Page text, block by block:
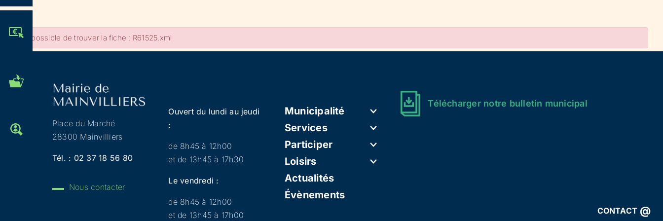
ADMINISTRATIVES
OFFRES D'EMPLOI
CONTACT @
Impossible de trouver la fiche : R61525.xml
Place du Marché
28300 Mainvilliers
Tél. : 02 37 18 56 80
Nous contacter
Ouvert du lundi au jeudi
:
de 8h45 à 12h00
et de 13h45 à 17h30
Le vendredi :
de 8h45 à 12h00
et de 13h45 à 17h00
Municipalité
Services
Participer
Loisirs
Actualités
Évènements
Télécharger notre bulletin municipal